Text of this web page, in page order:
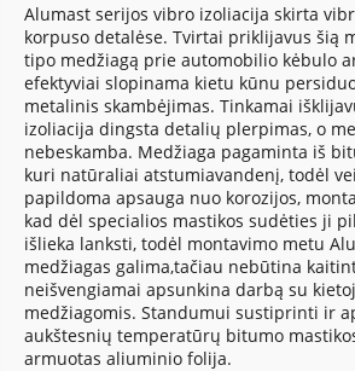
Alumast serijos vibro izoliacija skirta
korpuso detalėse. Tvirtai priklijavus šią
tipo medžiagą prie automobilio kėbulo
efektyviai slopinama kietu kūnu
metalinis skambėjimas. Tinkamai
izoliacija dingsta detalių plerpimas, o
nebeskamba. Medžiaga pagaminta iš
kuri natūraliai atstumiavandenį, todėl
papildoma apsauga nuo korozijos,
kad dėl specialios mastikos sudėties ji
išlieka lanksti, todėl montavimo metu
medžiagas galima,tačiau nebūtina
neišvengiamai apsunkina darbą su
medžiagomis. Standumui sustiprinti ir
aukštesnių temperatūrų bitumo
armuotas aliuminio folija.